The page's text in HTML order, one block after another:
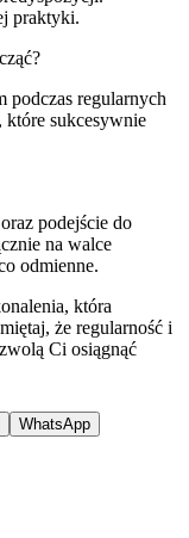
praktyki.
podczas regularnych
które sukcesywnie
podejście do
na walce
odmienne.
która
że regularność i
Ci osiągnąć
WhatsApp